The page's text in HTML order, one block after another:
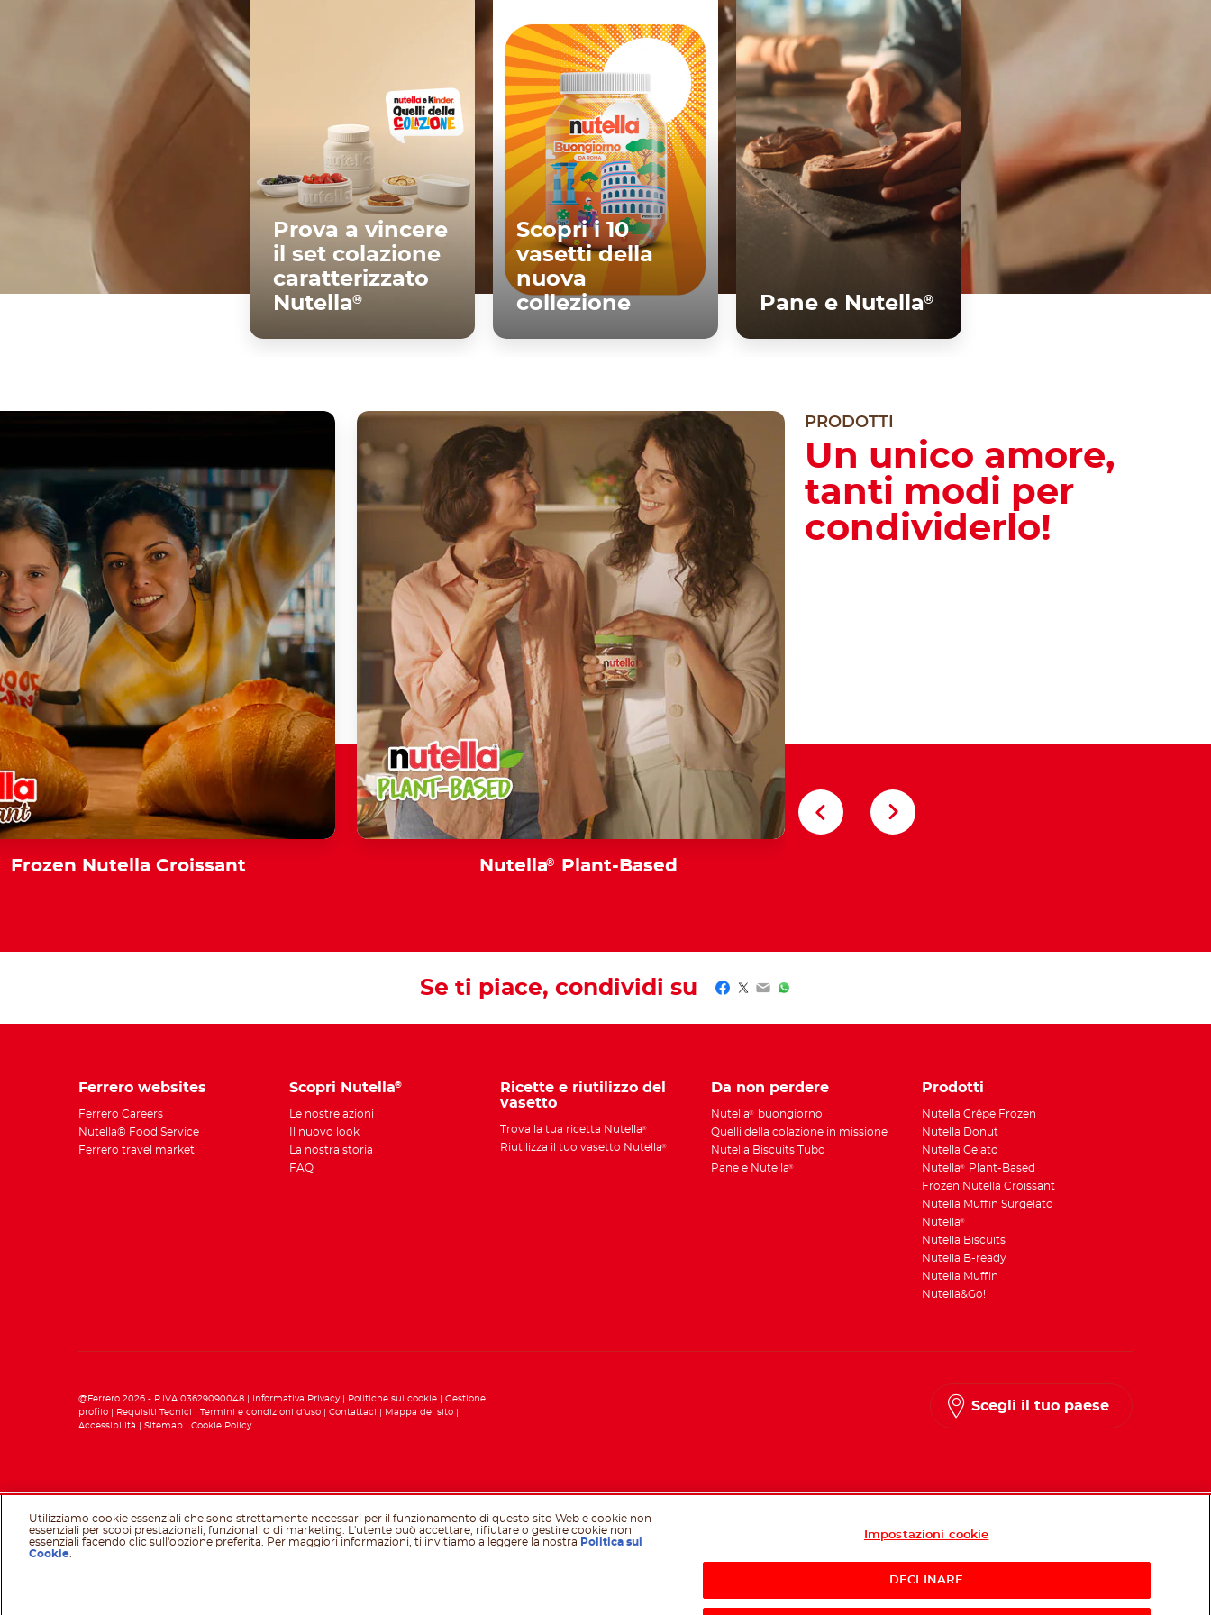
Prova a vincere
il set colazione
caratterizzato
Nutella®
Scopri i 10
vasetti della
nuova
collezione
Pane e Nutella®
Nutella® Plant-Based
Frozen Nutella Croissant
PRODOTTI
Un unico amore,
tanti modi per
condividerlo!
Acquista ora
Se ti piace, condividi su Facebook
Twitter
EmailWhatsApp
Ferrero websites
Ferrero Careers
Nutella® Food Service
Ferrero travel market
Scopri Nutella®
Le nostre azioni
Il nuovo look
La nostra storia
FAQ
Ricette e riutilizzo del
vasetto
Trova la tua ricetta Nutella®
Riutilizza il tuo vasetto Nutella®
Da non perdere
Nutella®
buongiorno
Quelli della colazione in missione
Nutella Biscuits Tubo
Pane e Nutella®
Prodotti
Nutella Crêpe Frozen
Nutella Donut
Nutella Gelato
Nutella®
Plant-Based
Frozen Nutella Croissant
Nutella Muffin Surgelato
Nutella®
Nutella Biscuits
Nutella B-ready
Nutella Muffin
Nutella&Go!
Scegli il tuo paese
@Ferrero 2026 - P.IVA 03629090048 Informativa Privacy Politiche sui cookie
Gestione
profilo
Requisiti Tecnici Termini e condizioni d’uso Contattaci
Mappa del sito
Accessibilità
Sitemap Cookie Policy
Utilizziamo cookie essenziali che sono strettamente necessari per il funzionamento di questo sito Web e cookie non
essenziali per scopi prestazionali, funzionali o di marketing. L'utente può accettare, rifiutare o gestire cookie non
essenziali facendo clic sull'opzione preferita. Per maggiori informazioni, ti invitiamo a leggere la nostra Politica sui
Cookie
Impostazioni cookie
DECLINARE